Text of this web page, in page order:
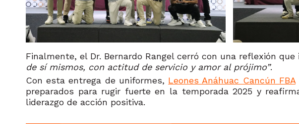
Finalmente, el Dr. Bernardo Rangel cerró con una reflexión
de sí mismos, con actitud de servicio y amor al prójimo”.
Con esta entrega de uniformes, Leones Anáhuac Cancún FBA
preparados para rugir fuerte en la temporada 2025 y
liderazgo de acción positiva.